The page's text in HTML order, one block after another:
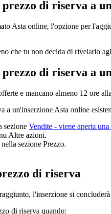
di riserva a
Asta online, l'opzione per
che tu non decida di rivelarlo
di riserva a
e mancano almeno 12 ore
a un'inserzione Asta online
sezione Vendite - viene aperta
Altre azioni.
sezione Prezzo.
di riserva
l'inserzione si
di riserva quando: